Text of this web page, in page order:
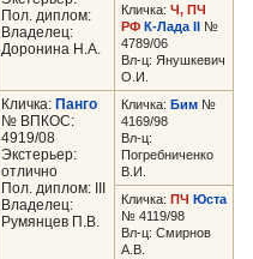
Пол. диплом:
Владелец:
Доронина Н.А.
Кличка: Ч, ПЧ
РФ К-Лада II №
4789/06
Вл-ц: Янушкевич
О.И.
Кличка: Панго
№ ВПКОС:
4919/08
Экстерьер:
отлично
Пол. диплом: III
Владелец:
Румянцев П.В.
Кличка: Бим №
4169/98
Вл-ц:
Погребниченко
В.И.
Кличка: ПЧ Юста
№ 4119/98
Вл-ц: Смирнов
А.В.